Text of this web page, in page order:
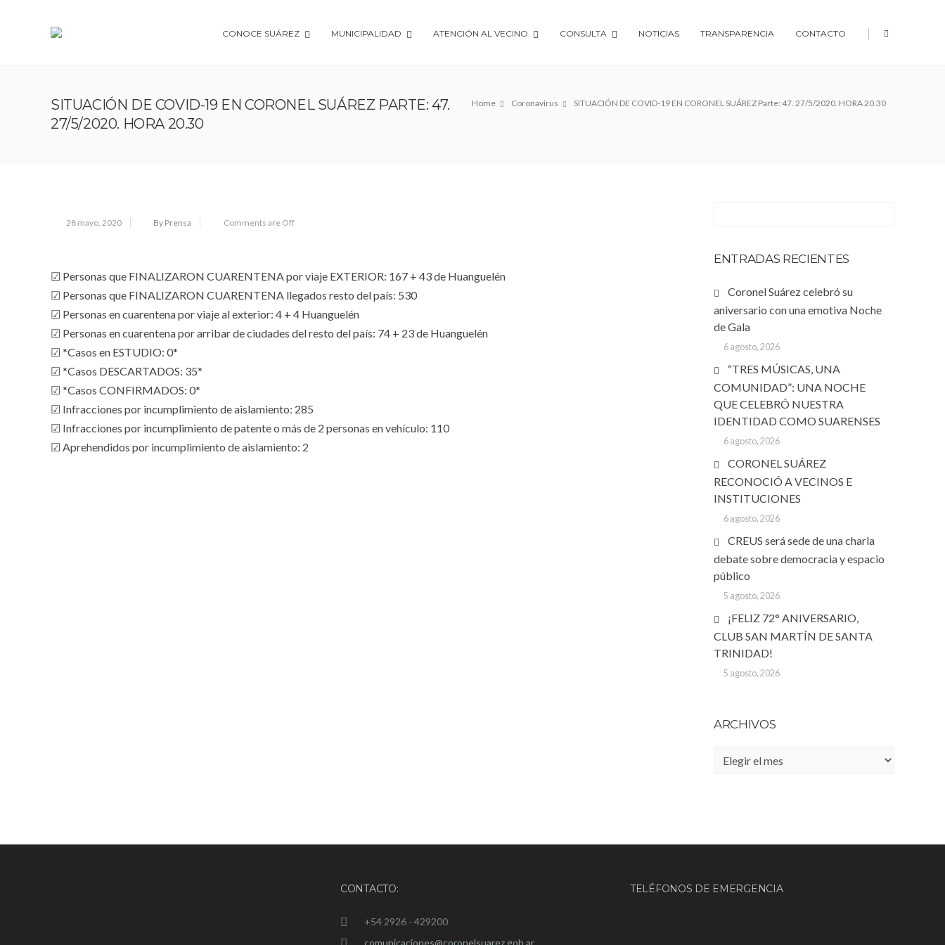
CONOCE SUÁREZ MUNICIPALIDAD ATENCIÓN AL VECINO CONSULTA NOTICIAS TRANSPARENCIA CONTACTO |
Home Coronavirus SITUACIÓN DE COVID-19 EN CORONEL SUÁREZ Parte: 47. 27/5/2020. HORA 20.30
SITUACIÓN DE COVID-19 EN CORONEL SUÁREZ PARTE: 47.
27/5/2020. HORA 20.30
28 mayo, 2020 By Prensa Comments are Off
☑ Personas que FINALIZARON CUARENTENA por viaje EXTERIOR: 167 + 43 de Huanguelén
☑ Personas que FINALIZARON CUARENTENA llegados resto del país: 530
☑ Personas en cuarentena por viaje al exterior: 4 + 4 Huanguelén
☑ Personas en cuarentena por arribar de ciudades del resto del país: 74 + 23 de Huanguelén
☑ *Casos en ESTUDIO: 0*
☑ *Casos DESCARTADOS: 35*
☑ *Casos CONFIRMADOS: 0*
☑ Infracciones por incumplimiento de aislamiento: 285
☑ Infracciones por incumplimiento de patente o más de 2 personas en vehículo: 110
☑ Aprehendidos por incumplimiento de aislamiento: 2
ENTRADAS RECIENTES
Coronel Suárez celebró su
aniversario con una emotiva Noche
de Gala
6 agosto, 2026
“TRES MÚSICAS, UNA
COMUNIDAD”: UNA NOCHE
QUE CELEBRÓ NUESTRA
IDENTIDAD COMO SUARENSES
6 agosto, 2026
CORONEL SUÁREZ
RECONOCIÓ A VECINOS E
INSTITUCIONES
6 agosto, 2026
CREUS será sede de una charla
debate sobre democracia y espacio
público
5 agosto, 2026
¡FELIZ 72° ANIVERSARIO,
CLUB SAN MARTÍN DE SANTA
TRINIDAD!
5 agosto, 2026
ARCHIVOS
Archivos
CONTACTO:
+54 2926 - 429200
comunicaciones@coronelsuarez.gob.ar
TELÉFONOS DE EMERGENCIA